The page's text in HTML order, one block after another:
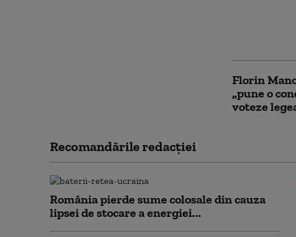
Florin
„pune o
voteze
Recomandările redacţiei
România pierde sume colosale din cauza
lipsei de stocare a energiei...